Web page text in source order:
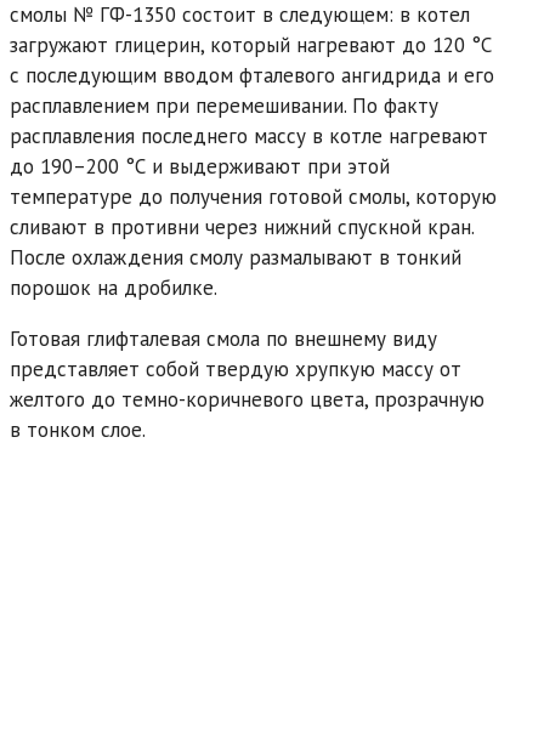
смолы № ГФ-1350 состоит в следующем: в котел
загружают глицерин, который нагревают до 120 °С
с последующим вводом фталевого ангидрида и его
расплавлением при перемешивании. По факту
расплавления последнего массу в котле нагревают
до 190–200 °С и выдерживают при этой
температуре до получения готовой смолы, которую
сливают в противни через нижний спускной кран.
После охлаждения смолу размалывают в тонкий
порошок на дробилке.
Готовая глифталевая смола по внешнему виду
представляет собой твердую хрупкую массу от
желтого до темно-коричневого цвета, прозрачную
в тонком слое.